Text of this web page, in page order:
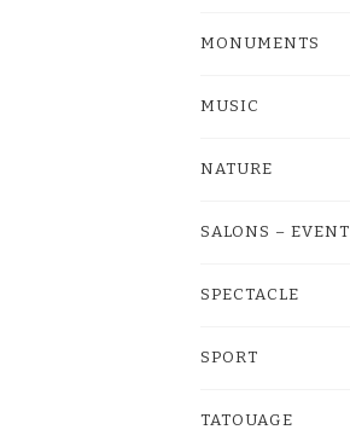
MONUMENTS
MUSIC
NATURE
SALONS – EVENT
SPECTACLE
SPORT
TATOUAGE